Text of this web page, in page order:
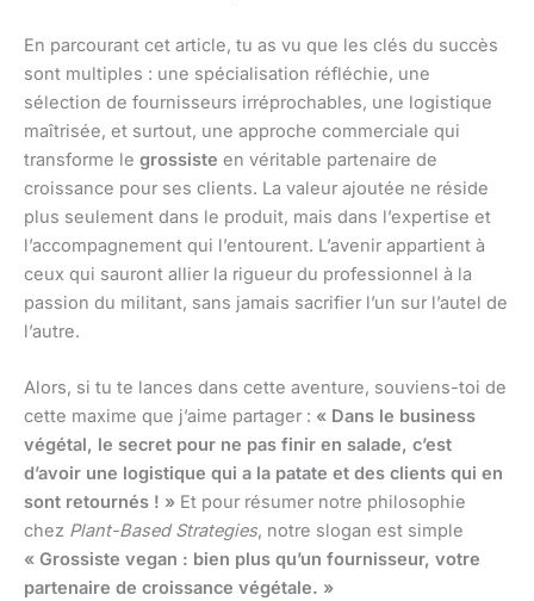
En parcourant cet article, tu as vu que les clés du succès
sont multiples : une spécialisation réfléchie, une
sélection de fournisseurs irréprochables, une logistique
maîtrisée, et surtout, une approche commerciale qui
transforme le grossiste en véritable partenaire de
croissance pour ses clients. La valeur ajoutée ne réside
plus seulement dans le produit, mais dans l’expertise et
l’accompagnement qui l’entourent. L’avenir appartient à
ceux qui sauront allier la rigueur du professionnel à la
passion du militant, sans jamais sacrifier l’un sur l’autel de
l’autre.
Alors, si tu te lances dans cette aventure, souviens-toi de
cette maxime que j’aime partager : « Dans le business
végétal, le secret pour ne pas finir en salade, c’est
d’avoir une logistique qui a la patate et des clients qui en
sont retournés ! » Et pour résumer notre philosophie
chez Plant-Based Strategies, notre slogan est simple
« Grossiste vegan : bien plus qu’un fournisseur, votre
partenaire de croissance végétale. »